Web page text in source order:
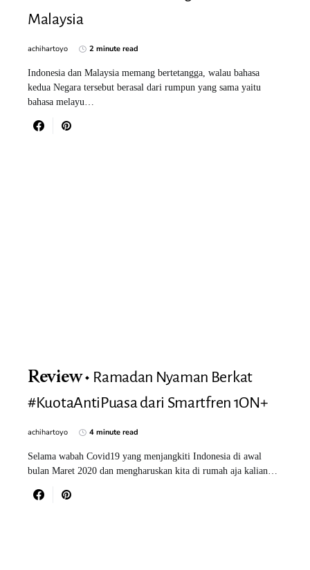
Malaysia
achihartoyo 2 minute read
Indonesia dan Malaysia memang bertetangga, walau bahasa
kedua Negara tersebut berasal dari rumpun yang sama yaitu
bahasa melayu…
Review
Ramadan Nyaman Berkat
#KuotaAntiPuasa dari Smartfren 1ON+
achihartoyo 4 minute read
Selama wabah Covid19 yang menjangkiti Indonesia di awal
bulan Maret 2020 dan mengharuskan kita di rumah aja kalian…